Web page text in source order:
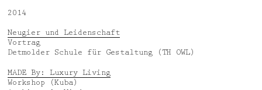
2014
Neugier und Leidenschaft
Vortrag
Detmolder Schule für Gestaltung (TH OWL)
MADE By: Luxury Living
Workshop (Kuba)